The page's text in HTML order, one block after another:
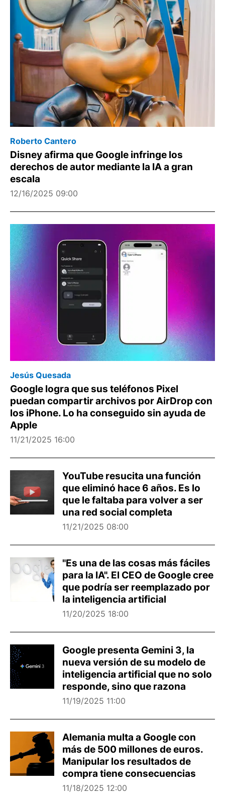
Roberto Cantero
Disney afirma que Google infringe los
derechos de autor mediante la IA a gran
escala
12/16/2025 09:00
Jesús Quesada
Google logra que sus teléfonos Pixel
puedan compartir archivos por AirDrop con
los iPhone. Lo ha conseguido sin ayuda de
Apple
11/21/2025 16:00
YouTube resucita una función
que eliminó hace 6 años. Es lo
que le faltaba para volver a ser
una red social completa
11/21/2025 08:00
"Es una de las cosas más fáciles
para la IA". El CEO de Google cree
que podría ser reemplazado por
la inteligencia artificial
11/20/2025 18:00
Google presenta Gemini 3, la
nueva versión de su modelo de
inteligencia artificial que no solo
responde, sino que razona
11/19/2025 11:00
Alemania multa a Google con
más de 500 millones de euros.
Manipular los resultados de
compra tiene consecuencias
11/18/2025 12:00